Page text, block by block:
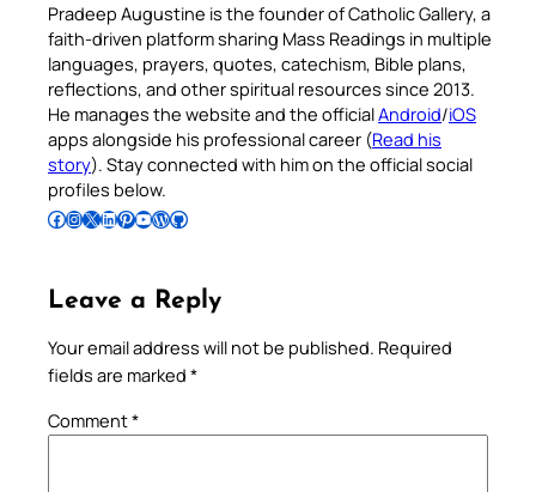
Pradeep Augustine is the founder of Catholic Gallery, a
faith-driven platform sharing Mass Readings in multiple
languages, prayers, quotes, catechism, Bible plans,
reflections, and other spiritual resources since 2013.
He manages the website and the officialAndroid/iOS
apps alongside his professional career (Read his
story). Stay connected with him on the official social
profiles below.
Follow Pradeep on Facebook Follow Pradeep on InstagramFollow Pradeep on X Follow Pradeep on LinkedIn Follow Pradeep on Pinterest Subscribe to Pradeep’s Youtube Channel Follow Pradeep on WordPress Follow Pradeep on GitHub
Leave a Reply
Your email address will not be published. Required
fields are marked *
Comment*